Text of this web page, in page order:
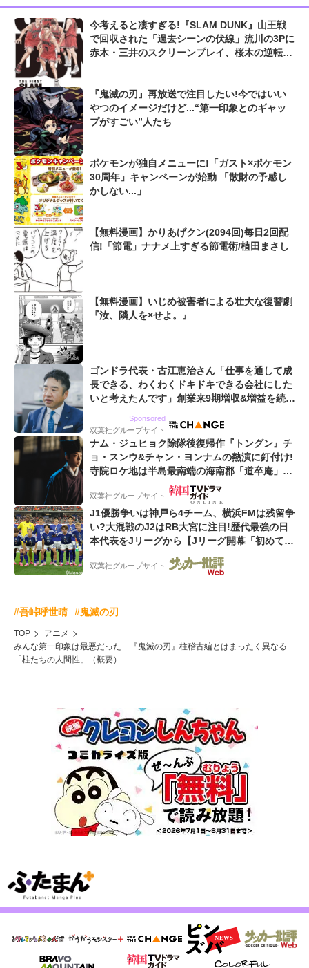
今考えると凄すぎる!『SLAM DUNK』山王戦
で回収された「過去シーンの伏線」流川の3Pに
赤木・三井のスクリーンプレイ、桜木の逆転シ
『鬼滅の刃』再放送で注目したい!今ではいい
やつのイメージだけど...“第一印象とのギャッ
プがすごい”人たち
ポケモンが独自メニューに!「ガスト×ポケモン
30周年」キャンペーンが始動 「散財の予感し
かしない...」
【無料漫画】かりあげクン(2094回)毎日2回配
信!「節電」ナナメ上すぎる節電術/植田まさし
【無料漫画】いじめ被害者による壮大な復讐劇
『汝、隣人を×せよ。』
ゴンドラ代表・古江恵治さん「仕事を通して成
長できる、わくわくドキドキできる会社にした
いと考えたんです」創業来9期増収&増益を続け
Sponsored
双葉社グループサイト
ナム・ジュヒョク除隊後復帰作『トングン』チ
ョ・スンウ&チャン・ヨンナムの熱演に釘付け!
寺院ロケ地は半島最南端の海南郡「道卒庵」
【韓ドラから始める韓国旅行】
双葉社グループサイト
J1優勝争いは神戸ら4チーム、横浜FMは残留争
い?大混戦のJ2はRB大宮に注目!歴代最強の日
本代表をJリーグから【Jリーグ開幕「初めての
秋春制」の大激論】(6)
双葉社グループサイト
#吾峠呼世晴 #鬼滅の刃
TOP
アニメ
みんな第一印象は最悪だった…『鬼滅の刃』柱稽古編とはまったく異なる
「柱たちの人間性」（概要）